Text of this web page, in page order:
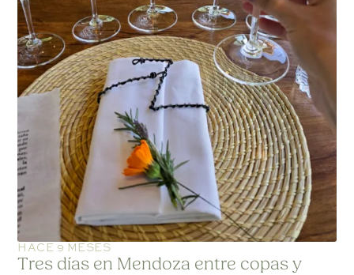
HACE 9 MESES
Tres días en Mendoza entre copas y